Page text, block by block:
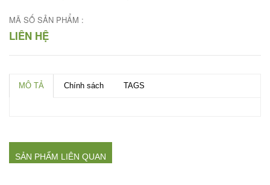
MÃ SỐ SẢN PHẨM :
LIÊN HỆ
MÔ TẢ Chính sách TAGS
SẢN PHẨM LIÊN QUAN